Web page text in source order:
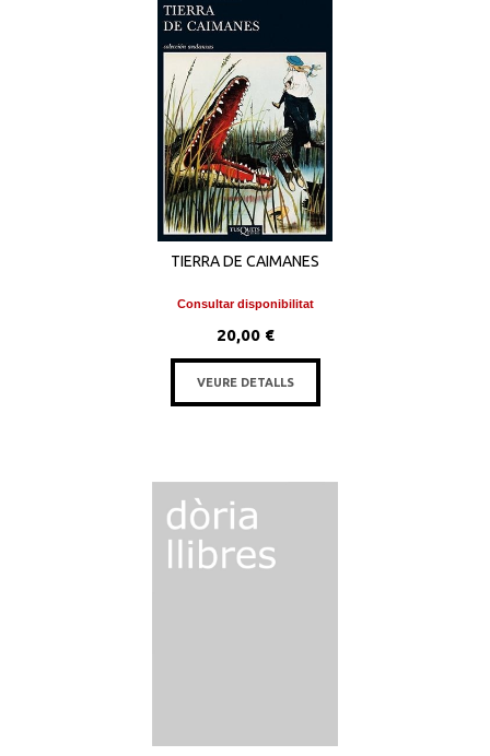
TIERRA DE CAIMANES
Consultar disponibilitat
20,00 €
VEURE DETALLS